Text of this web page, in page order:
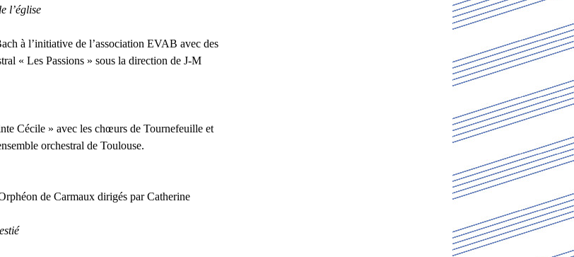
l’église
à l’initiative de l’association EVAB avec des
« Les Passions » sous la direction de J-M
Cécile » avec les chœurs de Tournefeuille et
orchestral de Toulouse.
de Carmaux dirigés par Catherine